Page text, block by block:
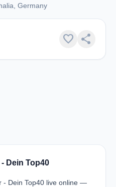
Germany
favorite share
Dein Top40
- Dein Top40 live online —